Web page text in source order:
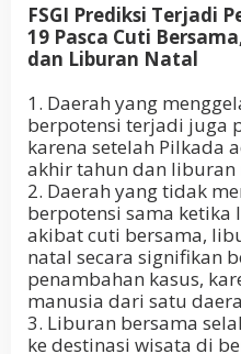
FSGI Prediksi Terjadi
19 Pasca Cuti
dan Liburan Natal
1. Daerah yang
berpotensi terjadi juga
karena setelah Pilkada
akhir tahun dan liburan
2. Daerah yang tidak
berpotensi sama
akibat cuti bersama,
natal secara signifikan
penambahan kasus,
manusia dari satu
3. Liburan bersama
ke destinasi wisata di